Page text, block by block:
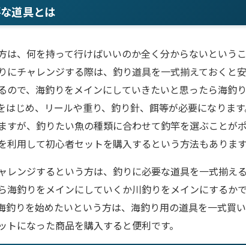
道具とは
は、何を持って行けばいいのか全く分からないという
にチャレンジする際は、釣り道具を一式揃えておくと
ので、海釣りをメインにしていきたいと思ったら海釣
はじめ、リールや重り、釣り針、餌等が必要になりま
すが、釣りたい魚の種類に合わせて釣竿を選ぶことが
利用して初心者セットを購入するという方法もあります
レンジするという方は、釣りに必要な道具を一式揃え
海釣りをメインにしていくか川釣りをメインにするか
釣りを始めたいという方は、海釣り用の道具を一式買
になった商品を購入すると便利です。